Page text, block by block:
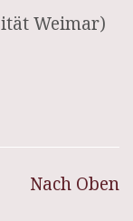
Weimar)
Nach Oben